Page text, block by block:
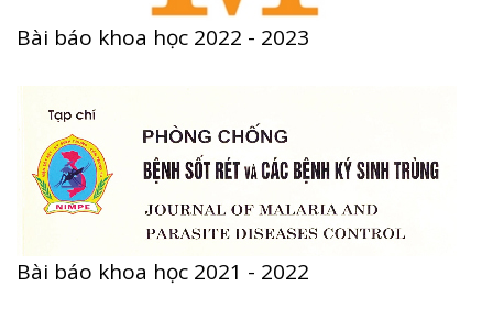
Bài báo khoa học 2022 - 2023
Bài báo khoa học 2021 - 2022